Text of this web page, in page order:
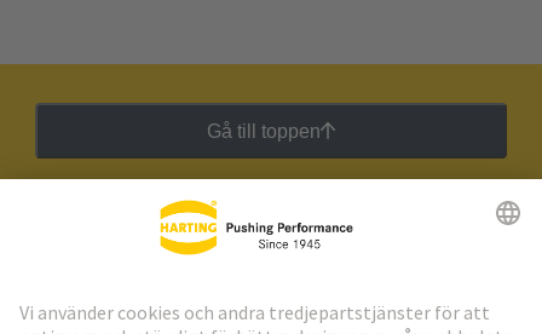
Gå till toppen
HARTING:s nyhetsbrev